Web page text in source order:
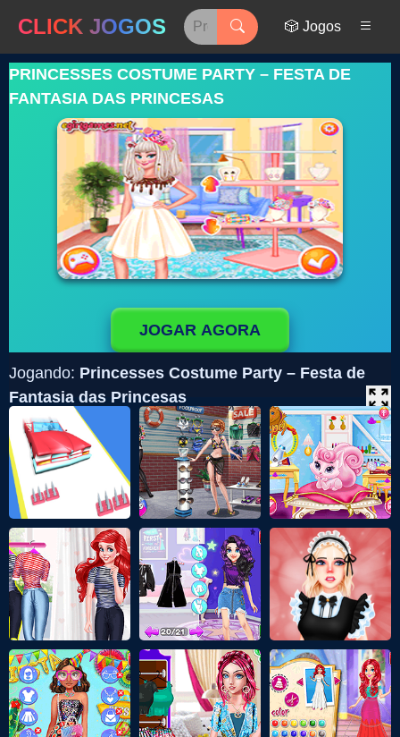
CLICK JOGOS 🎲 Jogos
PRINCESSES COSTUME PARTY – FESTA DE
FANTASIA DAS PRINCESAS
JOGAR AGORA
Jogando: Princesses Costume Party – Festa de
Fantasia das Princesas